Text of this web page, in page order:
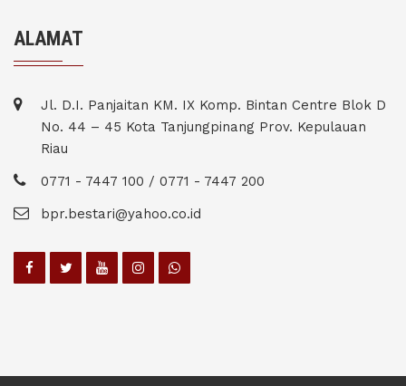
ALAMAT
Jl. D.I. Panjaitan KM. IX Komp. Bintan Centre Blok D
No. 44 – 45 Kota Tanjungpinang Prov. Kepulauan
Riau
0771 - 7447 100 / 0771 - 7447 200
bpr.bestari@yahoo.co.id